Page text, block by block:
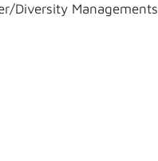
Diversity